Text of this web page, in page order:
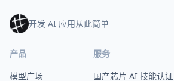
开发 AI 应用从此简单
产品
模型广场
服务
国产芯片 AI 技能认证